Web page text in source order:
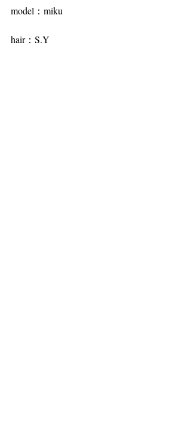
model：miku
hair：S.Y